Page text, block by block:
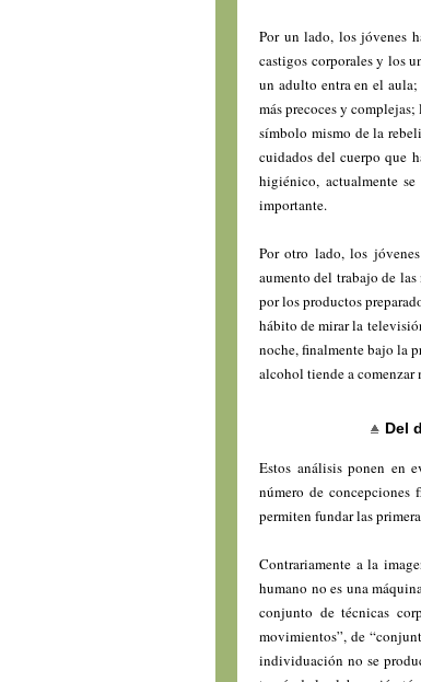
Por un lado, los jóvenes
castigos corporales y los
un adulto entra en el aula;
más precoces y
símbolo mismo de la
cuidados del cuerpo que
higiénico, actualmente
importante.
Por otro lado, los
aumento del trabajo de
por los productos
hábito de mirar la
noche, finalmente bajo la
alcohol tiende a comenzar
Del
Estos análisis ponen en
número de concepciones
permiten fundar las
Contrariamente a la
humano no es una
conjunto de técnicas
movimientos”, de
individuación no se